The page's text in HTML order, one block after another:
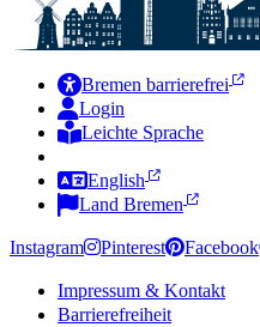
Bremen barrierefrei
Login
Leichte Sprache
English
Land Bremen
Instagram Pinterest Facebook
Impressum & Kontakt
Barrierefreiheit